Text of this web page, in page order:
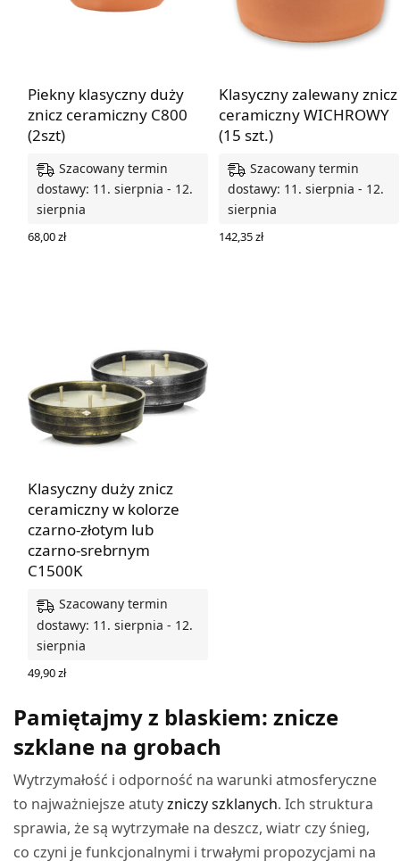
Piekny klasyczny duży
znicz ceramiczny C800
(2szt)
Szacowany termin
dostawy: 11. sierpnia - 12.
sierpnia
68,00zł
Klasyczny zalewany znicz
ceramiczny WICHROWY
(15 szt.)
Szacowany termin
dostawy: 11. sierpnia - 12.
sierpnia
142,35zł
Klasyczny duży znicz
ceramiczny w kolorze
czarno-złotym lub
czarno-srebrnym
C1500K
Szacowany termin
dostawy: 11. sierpnia - 12.
sierpnia
49,90zł
Pamiętajmy z blaskiem: znicze
szklane na grobach
Wytrzymałość i odporność na warunki atmosferyczne
to najważniejsze atutyzniczy szklanych. Ich struktura
sprawia, że są wytrzymałe na deszcz, wiatr czy śnieg,
co czyni je funkcjonalnymi i trwałymi propozycjami na